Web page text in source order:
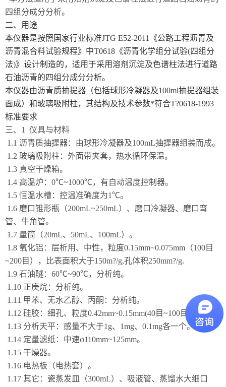
四组分成分分析。
二、用途
本仪器是按照国家行业标准JTG E52-2011《公路工程沥青及
沥青混合料试验规程》中T0618《沥青化学组分试验(四组分
法)》设计制造的，适用于采用溶剂沉淀及色谱柱法进行道路
石油沥青的四组分成分分析。
本仪器由沥青质抽提器（包括球形冷凝器及100ml抽提器组装
面成）和玻璃吸附柱，其结构及技术参数*符合T?0618-1993
标准要求
三、1 仪具与材料
1.1 沥青质抽提器：由球形冷凝器及100mL抽提器组装而成。
1.2 玻璃吸附柱：外面带夹套，热水循环保温。
1.3 真空干燥箱。
1.4 高温炉：0℃~1000℃，有自动温度控制器。
1.5 恒温水槽：控温准确度为1℃。
1.6 磨口锥形瓶（200mL~250mL）、磨口冷凝器、磨口弯
管、牛角管。
1.7 量筒（20mL、50mL、100mL）。
1.8 氧化铝：层析用、中性，粒度0.15mm~0.075mm（100目
~200目），比表面积大于150m?/g,孔体积250mm?/g.
1.9 石油醚：60℃~90℃，分析纯。
1.10 正庚烷：分析纯。
1.11 甲苯、无水乙醇、丙酮：分析纯。
1.12 硅胶：细孔、粒度0.42mm~0.15mm(40目~100目)。
1.13 分析天平：感量不大于1g、1mg、0.1mg各一个。
1.14 定量滤纸：中速φ110mm~125mm。
1.15 干燥器。
1.16 电热板（电热套）。
1.17 其它：瓷蒸发皿（300mL）、吸液管、蒸馏水大细口